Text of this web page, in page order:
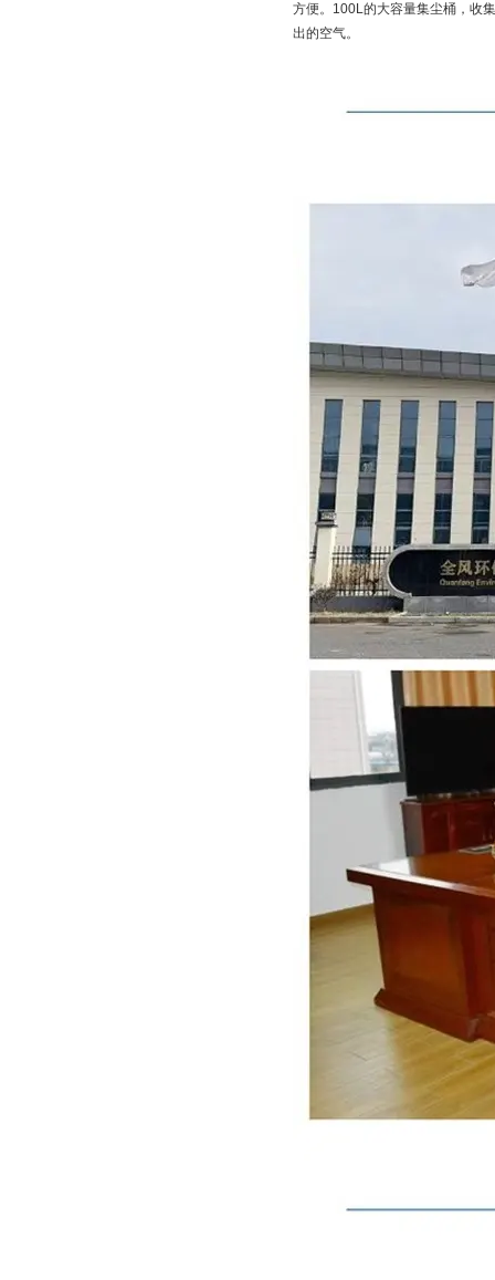
方便。100L的大容量集尘桶，收
出的空气。